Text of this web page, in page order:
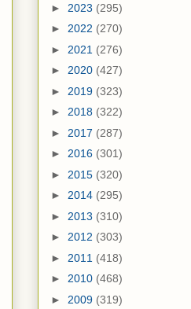
► 2023 (295)
► 2022 (270)
► 2021 (276)
► 2020 (427)
► 2019 (323)
► 2018 (322)
► 2017 (287)
► 2016 (301)
► 2015 (320)
► 2014 (295)
► 2013 (310)
► 2012 (303)
► 2011 (418)
► 2010 (468)
► 2009 (319)